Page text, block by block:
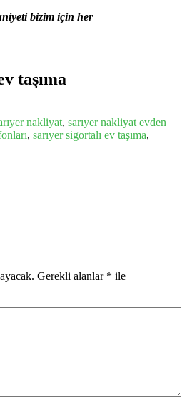
bizim için her
taşıma
nakliyat, sarıyer nakliyat evden
, sarıyer sigortalı ev taşıma,
Gerekli alanlar * ile